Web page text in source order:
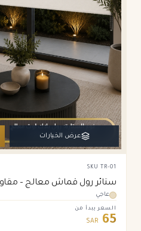
عرض الخيارات
SKU TR-01
ستائر رول قماش معالج –
عاجي
السعر يبدأ من
65
SAR